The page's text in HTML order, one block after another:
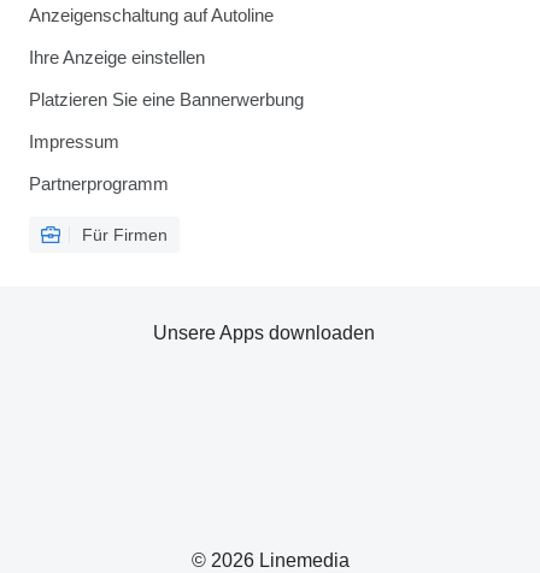
Anzeigenschaltung auf Autoline
Ihre Anzeige einstellen
Platzieren Sie eine Bannerwerbung
Impressum
Partnerprogramm
Für Firmen
© 2026 Linemedia
Unsere Apps downloaden